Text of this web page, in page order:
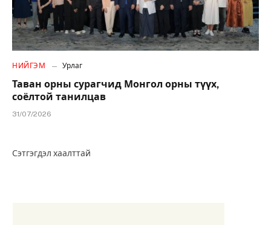
НИЙГЭМ Урлаг
Таван орны сурагчид Монгол орны түүх,
соёлтой танилцав
31/07/2026
Сэтгэгдэл хаалттай